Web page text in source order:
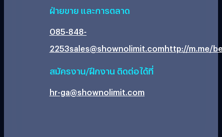
ฝ่ายขาย และการตลาด
085-848-
2253sales@shownolimit.comhttp://m.me/
สมัครงาน/ฝึกงาน ติดต่อได้ที่
hr-ga@shownolimit.com